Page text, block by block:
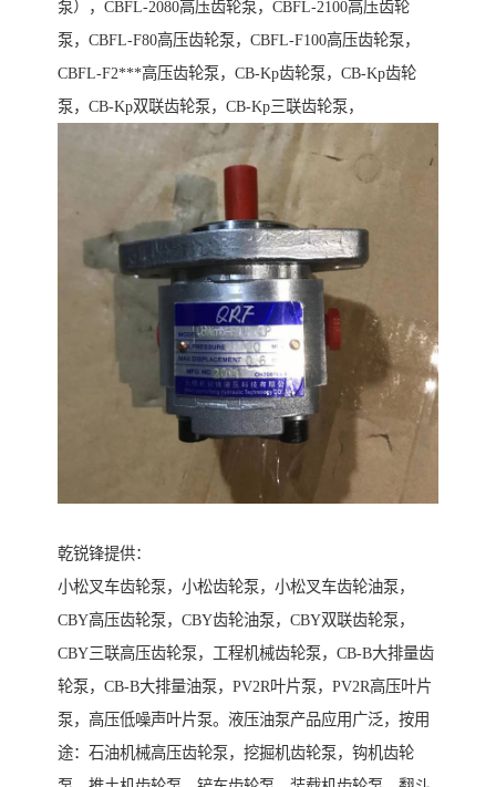
泵），CBFL-2080高压齿轮泵，CBFL-2100高压齿轮
泵，CBFL-F80高压齿轮泵，CBFL-F100高压齿轮泵，
CBFL-F2***高压齿轮泵，CB-Kp齿轮泵，CB-Kp齿轮
泵，CB-Kp双联齿轮泵，CB-Kp三联齿轮泵，
乾锐锋提供：
小松叉车齿轮泵，小松齿轮泵，小松叉车齿轮油泵，
CBY高压齿轮泵，CBY齿轮油泵，CBY双联齿轮泵，
CBY三联高压齿轮泵，工程机械齿轮泵，CB-B大排量齿
轮泵，CB-B大排量油泵，PV2R叶片泵，PV2R高压叶片
泵，高压低噪声叶片泵。液压油泵产品应用广泛，按用
途：石油机械高压齿轮泵，挖掘机齿轮泵，钩机齿轮